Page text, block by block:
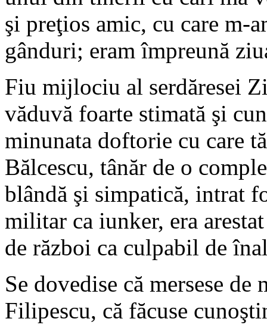
şi preţios amic, cu care m-
gânduri; eram împreună
Fiu mijlociu al serdăresei
văduvă foarte stimată şi
minunata doftorie cu care
Bălcescu, tânăr de o
blândă şi simpatică, intrat
militar ca iunker, era
de război ca culpabil de
Se dovedise că mersese
Filipescu, că făcuse